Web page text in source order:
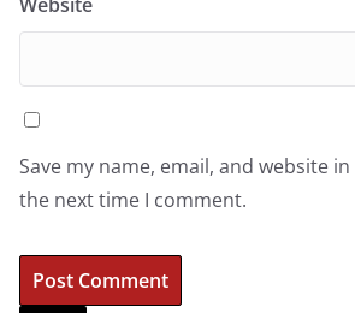
Save my name, email, and website
the next time I comment.